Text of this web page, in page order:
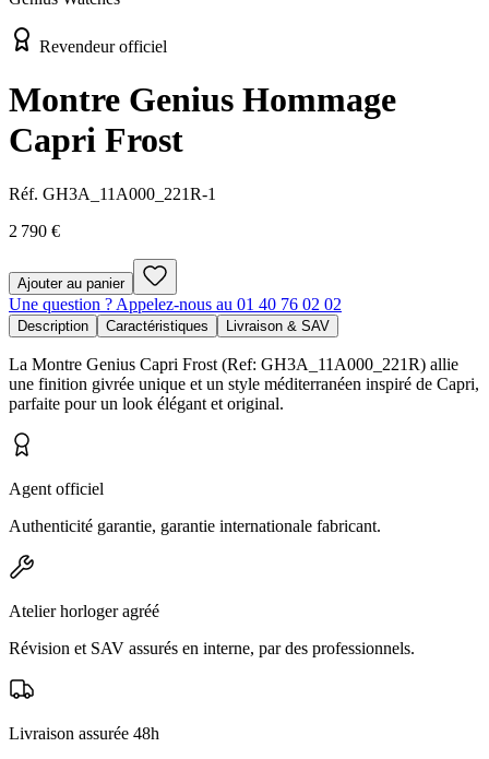
Revendeur officiel
Montre Genius Hommage
Capri Frost
Réf. GH3A_11A000_221R-1
2 790 €
Ajouter au panier
Une question ? Appelez-nous au 01 40 76 02 02
Description Caractéristiques Livraison & SAV
La Montre Genius Capri Frost (Ref: GH3A_11A000_221R) allie
une finition givrée unique et un style méditerranéen inspiré de Capri,
parfaite pour un look élégant et original.
Agent officiel
Authenticité garantie, garantie internationale fabricant.
Atelier horloger agréé
Révision et SAV assurés en interne, par des professionnels.
Livraison assurée 48h